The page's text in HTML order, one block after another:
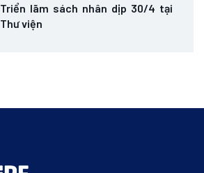
Triển lãm sách nhân dịp 30/4 tại
Thư viện